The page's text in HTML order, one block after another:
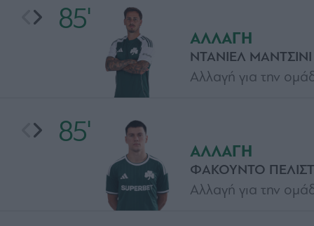
85'
ΑΛΛΑΓΗ
ΦΑΚΟΥΝΤΟ
Αλλαγή για την
85'
ΑΛΛΑΓΗ
ΝΤΑΝΙΕΛ ΜΑΝΤΣΙΝΙ
Αλλαγή για την